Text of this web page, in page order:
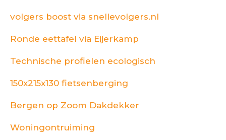
volgers boost via snellevolgers.nl
Ronde eettafel via Eijerkamp
Technische profielen ecologisch
150x215x130 fietsenberging
Bergen op Zoom Dakdekker
Woningontruiming